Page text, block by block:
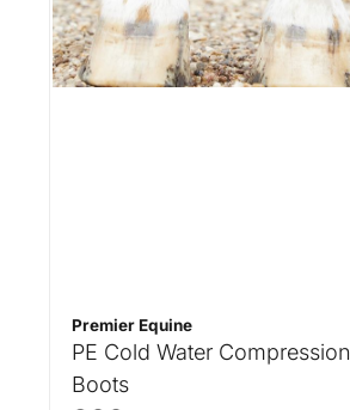
Premier Equine
PE Cold Water Compression
Boots